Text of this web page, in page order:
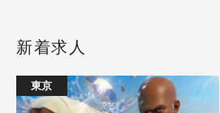
新着求人
東京